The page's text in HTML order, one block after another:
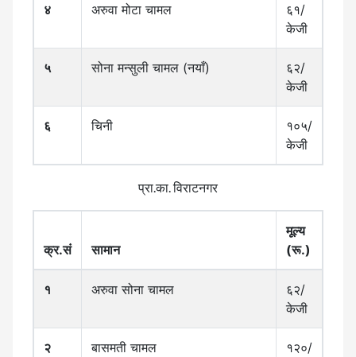
४ अरुवा मोटा चामल
६१/
केजी
५ सोना मन्सुली चामल (नयाँ)
६२/
केजी
६ चिनी
१०५/
केजी
प्रा.का. विराटनगर
क्र.सं सामान
मूल्य
(रू.)
१ अरुवा सोना चामल
६२/
केजी
२ बासमती चामल
१२०/